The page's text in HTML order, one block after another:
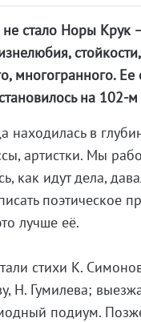
стало Норы Крук
многогранного. Ее
на 102-м
находилась в
артистки. Мы
как идут дела,
поэтическое
лучше её.
стихи К.
Н. Гумилева;
подиум.